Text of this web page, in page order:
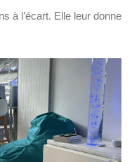
à l’écart. Elle leur donne